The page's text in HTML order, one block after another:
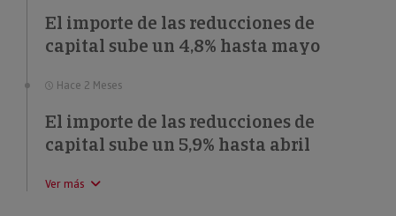
El importe de las reducciones de
capital sube un 4,8% hasta mayo
Hace 2 Meses
El importe de las reducciones de
capital sube un 5,9% hasta abril
Ver más